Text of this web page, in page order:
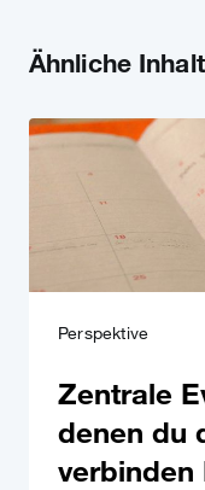
Ähnliche
Perspektive
Zentrale
denen du
verbinden